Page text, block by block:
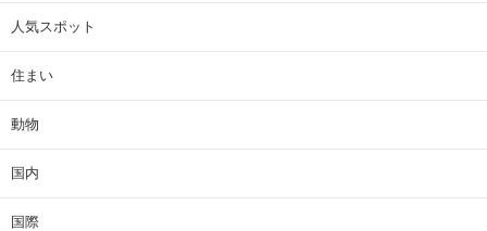
人気スポット
住まい
動物
国内
国際